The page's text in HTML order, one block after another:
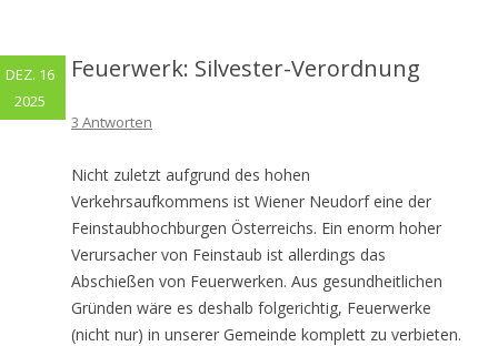
Feuerwerk: Silvester-Verordnung
3 Antworten
Nicht zuletzt aufgrund des hohen
Verkehrsaufkommens ist Wiener Neudorf eine der
Feinstaubhochburgen Österreichs. Ein enorm hoher
Verursacher von Feinstaub ist allerdings das
Abschießen von Feuerwerken. Aus gesundheitlichen
Gründen wäre es deshalb folgerichtig, Feuerwerke
(nicht nur) in unserer Gemeinde komplett zu verbieten.
DEZ. 16
2025